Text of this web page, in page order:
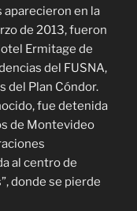
aparecieron en la
de 2013, fueron
Ermitage de
del FUSNA,
del Plan Cóndor.
fue detenida
de Montevideo
al centro de
donde se pierde